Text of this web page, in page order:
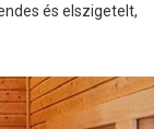
és elszigetelt,